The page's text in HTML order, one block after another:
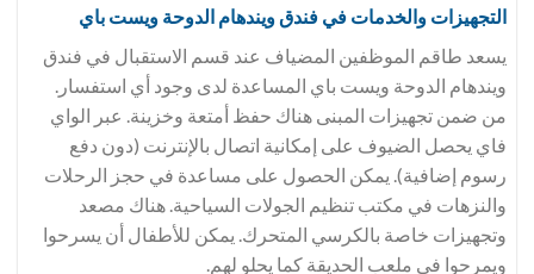
التجهيزات والخدمات في فندق ويندهام الدوحة ويست باي
يسعد طاقم الموظفين المضياف عند قسم الاستقبال في فندق
ويندهام الدوحة ويست باي المساعدة لدى وجود أي استفسار.
من ضمن تجهيزات المبنى هناك حفظ أمتعة وخزينة. عبر الواي
فاي يحصل الضيوف على إمكانية اتصال بالإنترنت (دون دفع
رسوم إضافية). يمكن الحصول على مساعدة في حجز الرحلات
والنزهات في مكتب تنظيم الجولات السياحية. هناك مصعد
وتجهيزات خاصة بالكرسي المتحرك. يمكن للأطفال أن يسرحوا
ويمرحوا في ملعب الحديقة كما يحلو لهم.